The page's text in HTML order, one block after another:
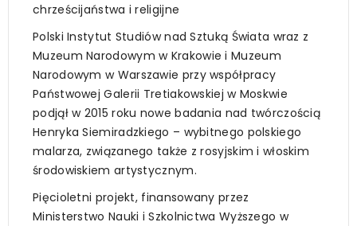
chrześcijaństwa i religijne
Polski Instytut Studiów nad Sztuką Świata wraz z
Muzeum Narodowym w Krakowie i Muzeum
Narodowym w Warszawie przy współpracy
Państwowej Galerii Tretiakowskiej w Moskwie
podjął w 2015 roku nowe badania nad twórczością
Henryka Siemiradzkiego – wybitnego polskiego
malarza, związanego także z rosyjskim i włoskim
środowiskiem artystycznym.
Pięcioletni projekt, finansowany przez
Ministerstwo Nauki i Szkolnictwa Wyższego w